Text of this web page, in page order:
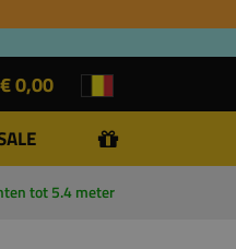
€ 0,00
tot 5.4 meter